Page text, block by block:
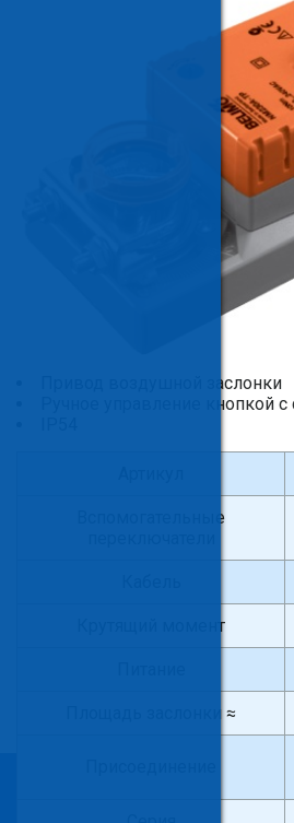
Привод воздушной заслонки
Ручное управление кнопкой
Вспомогательные
Крутящий момент
Площадь заслонки ≈